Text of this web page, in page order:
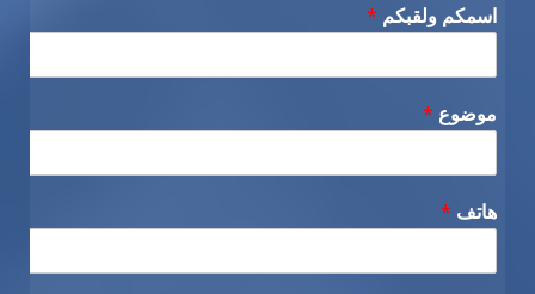
اسمكم ولقبكم *
موضوع *
هاتف *